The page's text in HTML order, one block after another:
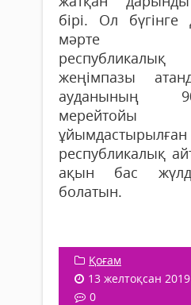
бірі. Ол бүгінге
мәрте
республикалық
жеңімпазы
ауданының
ұйымдастырылған
республикалық
ақын бас
болатын.
Қоғам
13 желтоқсан
0